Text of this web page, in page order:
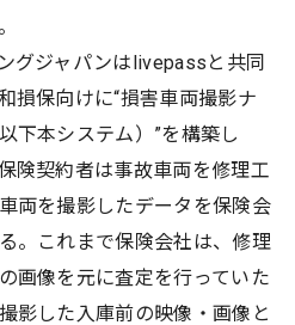
グジャパンはlivepassと共同
損保向けに“損害車両撮影ナ
下本システム）”を構築し
険契約者は事故車両を修理工
両を撮影したデータを保険会
。これまで保険会社は、修理
画像を元に査定を行っていた
影した入庫前の映像・画像と